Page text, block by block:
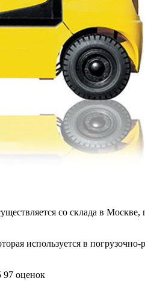
со склада в Москве,
используется в
97 оценок